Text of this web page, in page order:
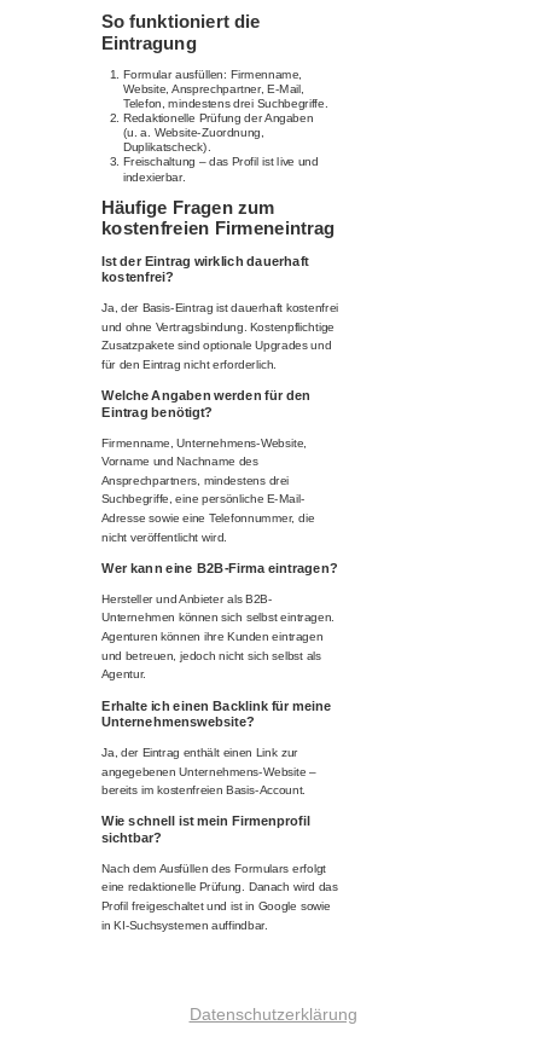
Datenschutzerklärung
So funktioniert die
Eintragung
Formular ausfüllen: Firmenname,
Website, Ansprechpartner, E-Mail,
Telefon, mindestens drei Suchbegriffe.
Redaktionelle Prüfung der Angaben
(u. a. Website-Zuordnung,
Duplikatscheck).
Freischaltung – das Profil ist live und
indexierbar.
Häufige Fragen zum
kostenfreien Firmeneintrag
Ist der Eintrag wirklich dauerhaft
kostenfrei?
Ja, der Basis-Eintrag ist dauerhaft kostenfrei
und ohne Vertragsbindung. Kostenpflichtige
Zusatzpakete sind optionale Upgrades und
für den Eintrag nicht erforderlich.
Welche Angaben werden für den
Eintrag benötigt?
Firmenname, Unternehmens-Website,
Vorname und Nachname des
Ansprechpartners, mindestens drei
Suchbegriffe, eine persönliche E-Mail-
Adresse sowie eine Telefonnummer, die
nicht veröffentlicht wird.
Wer kann eine B2B-Firma eintragen?
Hersteller und Anbieter als B2B-
Unternehmen können sich selbst eintragen.
Agenturen können ihre Kunden eintragen
und betreuen, jedoch nicht sich selbst als
Agentur.
Erhalte ich einen Backlink für meine
Unternehmenswebsite?
Ja, der Eintrag enthält einen Link zur
angegebenen Unternehmens-Website –
bereits im kostenfreien Basis-Account.
Wie schnell ist mein Firmenprofil
sichtbar?
Nach dem Ausfüllen des Formulars erfolgt
eine redaktionelle Prüfung. Danach wird das
Profil freigeschaltet und ist in Google sowie
in KI-Suchsystemen auffindbar.